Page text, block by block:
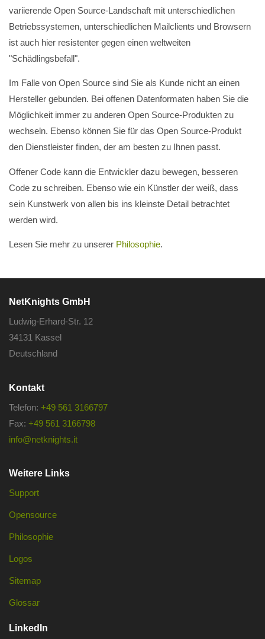
variierende Open Source-Landschaft mit unterschiedlichen
Betriebssystemen, unterschiedlichen Mailclients und Browsern
ist auch hier resistenter gegen einen weltweiten
"Schädlingsbefall".
Im Falle von Open Source sind Sie als Kunde nicht an einen
Hersteller gebunden. Bei offenen Datenformaten haben Sie die
Möglichkeit immer zu anderen Open Source-Produkten zu
wechseln. Ebenso können Sie für das Open Source-Produkt
den Dienstleister finden, der am besten zu Ihnen passt.
Offener Code kann die Entwickler dazu bewegen, besseren
Code zu schreiben. Ebenso wie ein Künstler der weiß, dass
sein Kunstwerk von allen bis ins kleinste Detail betrachtet
werden wird.
Lesen Sie mehr zu unserer Philosophie.
NetKnights GmbH
Ludwig-Erhard-Str. 12
34131 Kassel
Deutschland
Kontakt
Telefon: +49 561 3166797
Fax: +49 561 3166798
info@netknights.it
Weitere Links
Support
Opensource
Philosophie
Logos
Sitemap
Glossar
LinkedIn